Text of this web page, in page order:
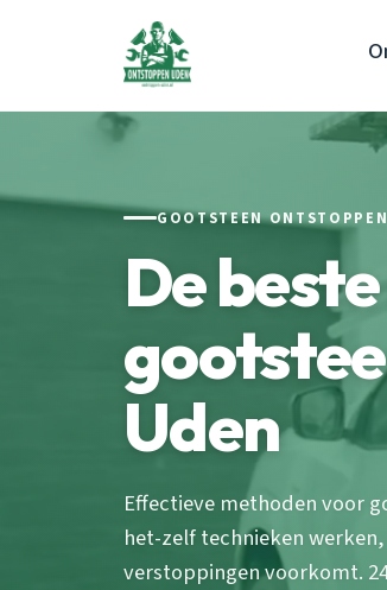
GOOTSTEEN
De
Uden
Effectieve methoden voor
het-zelf technieken
verstoppingen voorkomt.